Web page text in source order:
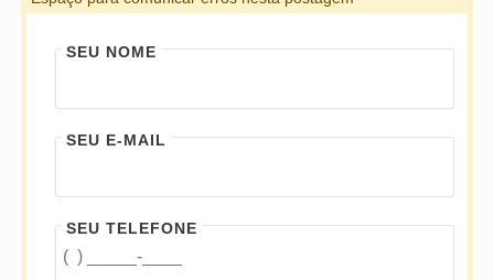
SEU NOME
SEU E-MAIL
SEU TELEFONE